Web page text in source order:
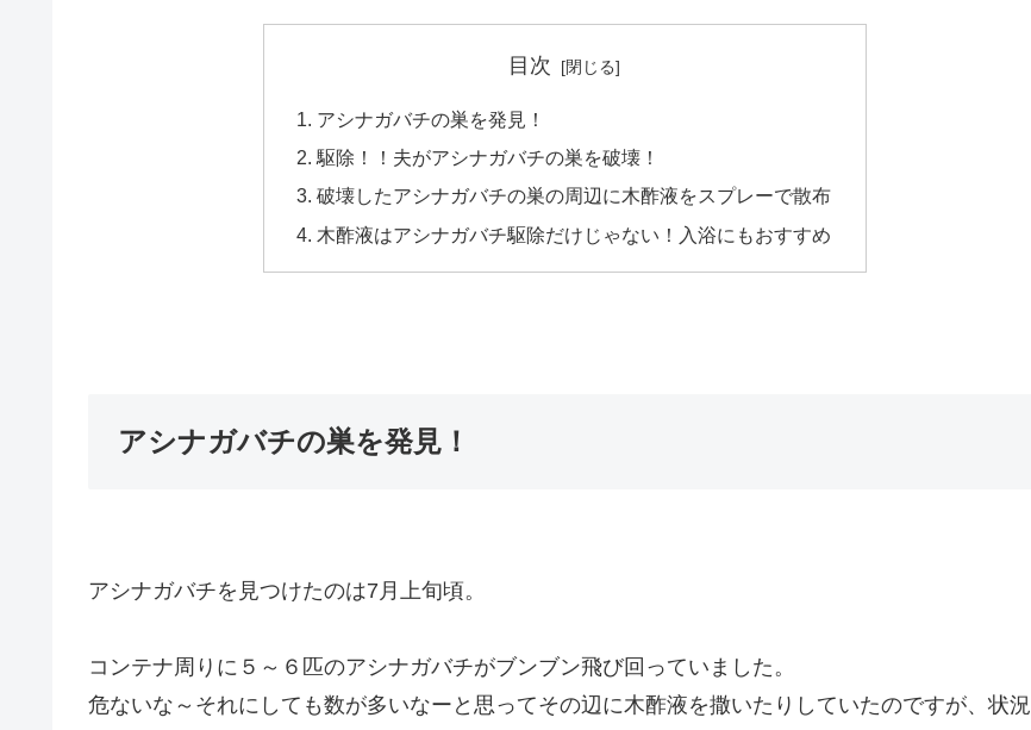
目次
アシナガバチの巣を発見！
駆除！！夫がアシナガバチの巣を破壊！
破壊したアシナガバチの巣の周辺に木酢液をスプレーで散布
木酢液はアシナガバチ駆除だけじゃない！入浴にもおすすめ
アシナガバチの巣を発見！
アシナガバチを見つけたのは7月上旬頃。
コンテナ周りに５～６匹のアシナガバチがブンブン飛び回っていました。
危ないな～それにしても数が多いなーと思ってその辺に木酢液を撒いたりしていたのですが、状況